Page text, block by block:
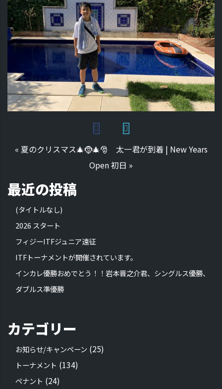
« 夏のクリスマス🎄🤶🎄🎅 太一君が到着| New Years
Open 初日 »
最近の投稿
(タイトルなし)
2026 スタート
フィジーITFジュニア遠征
ITFトーナメントが開催されています。
インカレ優勝おめでとう！！岩本晋之介君、シングルス優勝、
ダブルス準優勝
カテゴリー
お知らせ/キャンペーン (25)
トーナメント (134)
ペナント (24)